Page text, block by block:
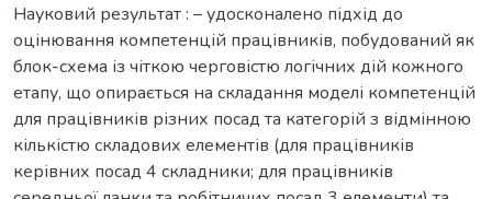
Науковий результат : – удосконалено підхід до
оцінювання компетенцій працівників, побудований як
блок-схема із чіткою черговістю логічних дій кожного
етапу, що опирається на складання моделі компетенцій
для працівників різних посад та категорій з відмінною
кількістю складових елементів (для працівників
керівних посад 4 складники; для працівників